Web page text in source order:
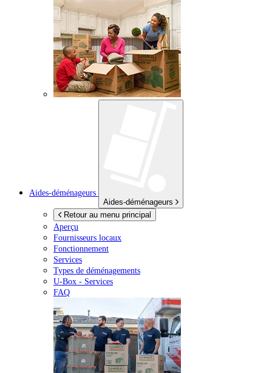
Aides-déménageurs
Aides-déménageurs
Retour au menu principal
Aperçu
Fournisseurs locaux
Fonctionnement
Services
Types de déménagements
U-Box - Services
FAQ